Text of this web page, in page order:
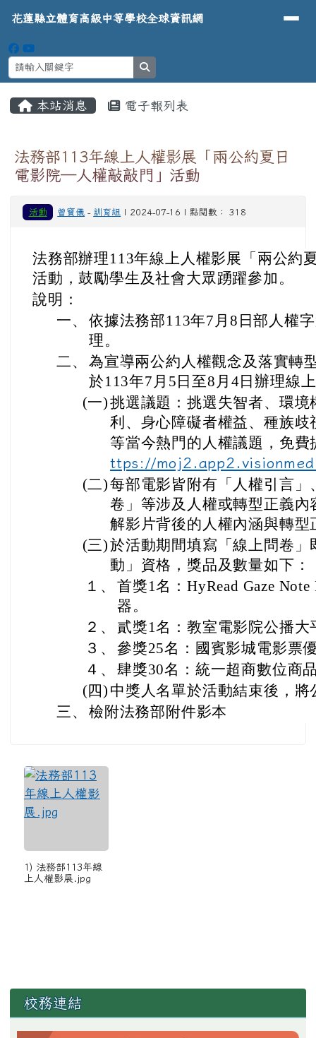
花蓮縣立體育高級中等學校全球資
導覽列
花蓮縣立體育高級中等學校全球資訊網
本站消息 電子報列表
法務部113年線上人權影展「兩公約夏日
電影院─人權敲敲門」活動
活動 曾寶儀 - 訓育組 | 2024-07-16 | 點閱數： 318
法務部辦理113年線上人權影展「兩公約
活動，鼓勵學生及社會大眾踴躍參加。
說明：
一、 依據法務部113年7月8日部人權
理。
二、 為宣導兩公約人權觀念及落實轉
於113年7月5日至8月4日辦理線
(一)挑選議題：挑選失智者、環
利、身心障礙者權益、種族
等當今熱門的人權議題，免
ttps://
(二)每部電影皆附有「人權引言
卷」等涉及人權或轉型正義
解影片背後的人權內涵與轉型
(三)於活動期間填寫「線上問卷
動」資格，獎品及數量如下：
１、 首獎1名：HyRead Gaze
器。
２、
貳獎1名：教室電影院公播
３、 參獎25名：國賓影城電影票
４、 肆獎30名：統一超商數位商
(四) 中獎人名單於活動結束後，
三、 檢附法務部附件影本
1) 法務部113年線
上人權影展.jpg
左邊區域內容
校務連結